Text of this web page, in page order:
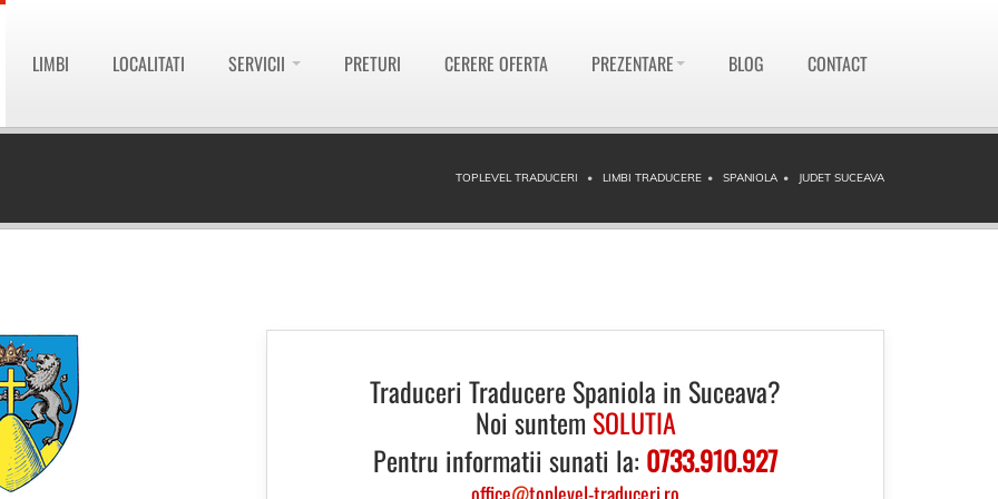
LIMBI LOCALITATI SERVICII PRETURI CERERE OFERTA PREZENTARE BLOG CONTACT
TOPLEVEL TRADUCERI LIMBI TRADUCERE SPANIOLA JUDET SUCEAVA
Traduceri Traducere Spaniola in Suceava?
Noi suntemSOLUTIA
Pentru informatii sunati la: 0733.910.927